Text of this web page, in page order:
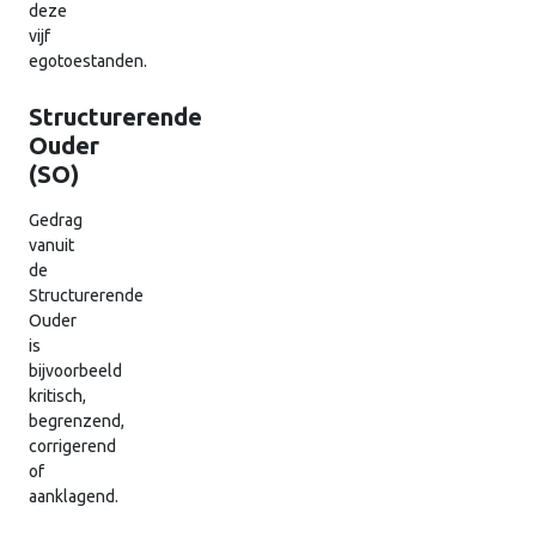
deze
vijf
egotoestanden.
Structurerende
Ouder
(SO)
Gedrag
vanuit
de
Structurerende
Ouder
is
bijvoorbeeld
kritisch,
begrenzend,
corrigerend
of
aanklagend.